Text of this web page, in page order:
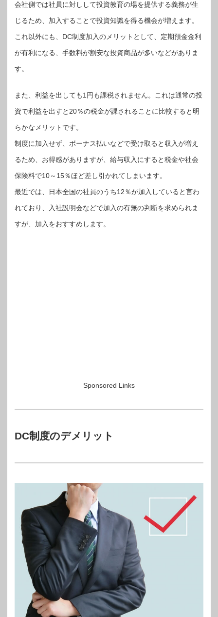
会社側では社員に対しして投資教育の場を提供する義務が生
じるため、加入することで投資知識を得る機会が増えます。
これ以外にも、DC制度加入のメリットとして、定期預金金利
が有利になる、手数料が割安な投資商品が多いなどがありま
す。
また、利益を出しても1円も課税されません。これは通常の投
資で利益を出すと20％の税金が課されることに比較すると明
らかなメリットです。
制度に加入せず、ボーナス払いなどで受け取ると収入が増え
るため、お得感がありますが、給与収入にすると税金や社会
保険料で10～15％ほど差し引かれてしまいます。
最近では、日本全国の社員のうち12％が加入していると言わ
れており、入社説明会などで加入の有無の判断を求められま
すが、加入をおすすめします。
Sponsored Links
DC制度のデメリット